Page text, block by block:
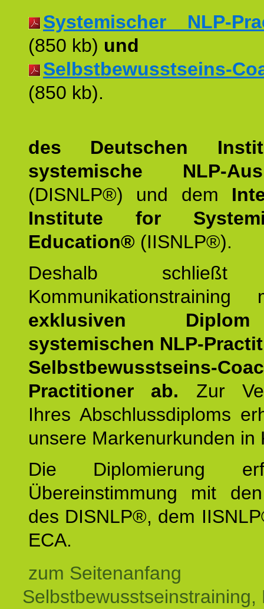
Systemischer NLP-
(850 kb) und
Selbstbewusstseins-
(850 kb).
des Deutschen
systemische NLP-
(DISNLP®) und dem
Institute for
Education® (IISNLP®).
Deshalb schließt
exklusiven
systemischen NLP-
Selbstbewusstseins-
Practitioner ab. Zur
Ihres Abschlussdiploms
unsere Markenurkunden in
Die Diplomierung
Übereinstimmung mit
des DISNLP®, dem
ECA.
zum Seitenanfang
Selbstbewusstseinstraining,